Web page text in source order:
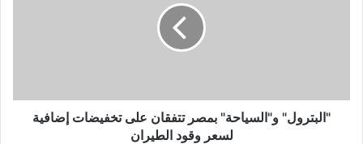
وقود
الطيران"البترول" و"السياحة" بمصر تتفقان على تخفيضات إضافية
لسعر وقود الطيران